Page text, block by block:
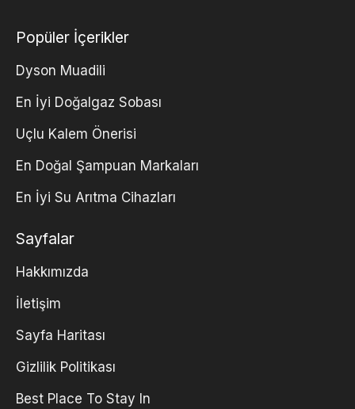
Popüler İçerikler
Dyson Muadili
En İyi Doğalgaz Sobası
Uçlu Kalem Önerisi
En Doğal Şampuan Markaları
En İyi Su Arıtma Cihazları
Sayfalar
Hakkımızda
İletişim
Sayfa Haritası
Gizlilik Politikası
Best Place To Stay In